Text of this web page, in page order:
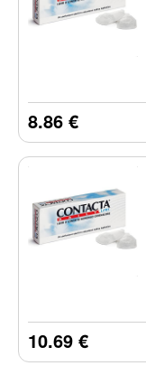
8.86 €
10.69 €